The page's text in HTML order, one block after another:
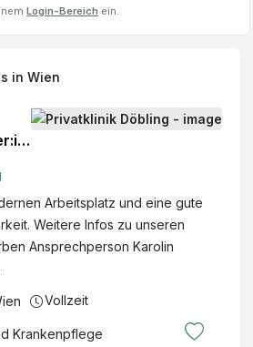
Login-Bereich ein.
in Wien
Arbeitsplatz und eine gute
Weitere Infos zu unseren
Ansprechperson Karolin
Vollzeit
Krankenpflege